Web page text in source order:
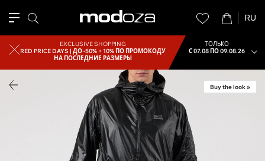
RU
EXCLUSIVE SHOPPING
RED PRICE DAYS |ДО -50% + 10% ПО ПРОМОКОДУ
НА ПОСЛЕДНИЕ РАЗМЕРЫ
ТОЛЬКО
С 07.08 ПО 09.08.26
Buy the look »